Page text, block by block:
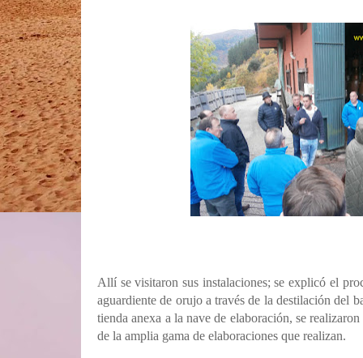
Allí se visitaron sus instalaciones; se explicó el
aguardiente de orujo a través de la destilación del
tienda anexa a la nave de elaboración, se
de la amplia gama de elaboraciones que realizan.